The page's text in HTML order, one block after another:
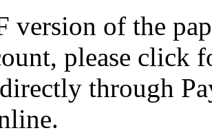
version of the
please click
through